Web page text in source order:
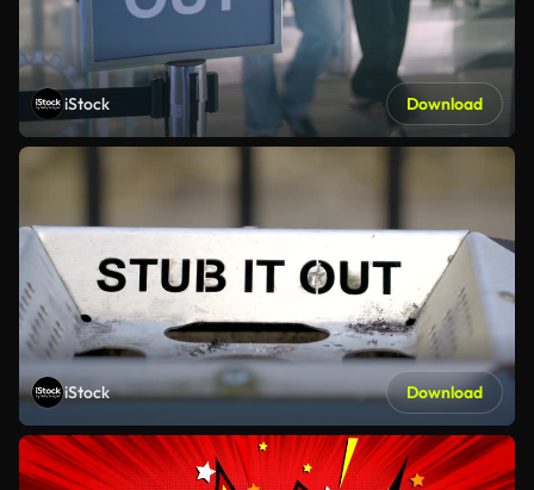
iStock Download
iStock Download